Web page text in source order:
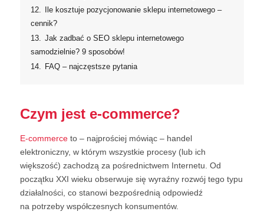
12.
Ile kosztuje pozycjonowanie sklepu internetowego –
cennik?
13. Jak zadbać o SEO sklepu internetowego
samodzielnie? 9 sposobów!
14.
FAQ – najczęstsze pytania
Czym jest e-commerce?
E-commerceto – najprościej mówiąc – handel
elektroniczny, w którym wszystkie procesy (lub ich
większość) zachodzą za pośrednictwem Internetu. Od
początku XXI wieku obserwuje się wyraźny rozwój tego typu
działalności, co stanowi bezpośrednią odpowiedź
na potrzeby współczesnych konsumentów.